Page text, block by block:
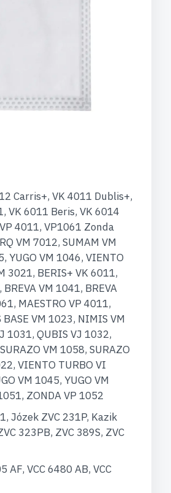
Carris+, VK 4011 Dublis+,
VK 6011 Beris, VK 6014
4011, VP1061 Zonda
VM 7012, SUMAM VM
YUGO VM 1046, VIENTO
3021, BERIS+ VK 6011,
VM 1041, BREVA
MAESTRO VP 4011,
VM 1023, NIMIS VM
1031, QUBIS VJ 1032,
VM 1058, SURAZO
VIENTO TURBO VI
VM 1045, YUGO VM
ZONDA VP 1052
Józek ZVC 231P, Kazik
323PB, ZVC 389S, ZVC
AF, VCC 6480 AB, VCC